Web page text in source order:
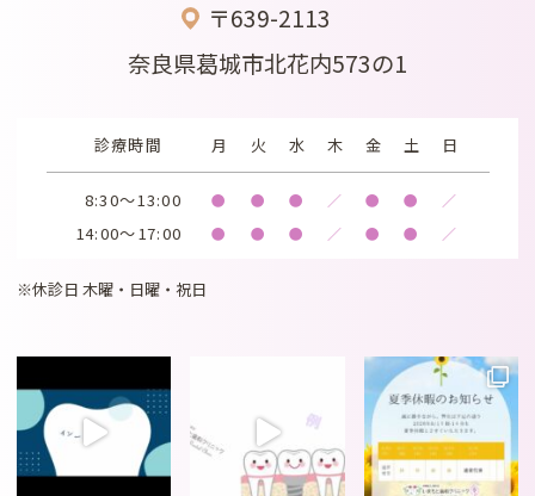
〒639-2113
奈良県葛城市北花内573の1
診療時間 月 火 水 木 金 土 日
8:30～13:00 ● ● ● ／ ● ● ／
14:00～17:00 ● ● ● ／ ● ● ／
※休診日 木曜・日曜・祝日